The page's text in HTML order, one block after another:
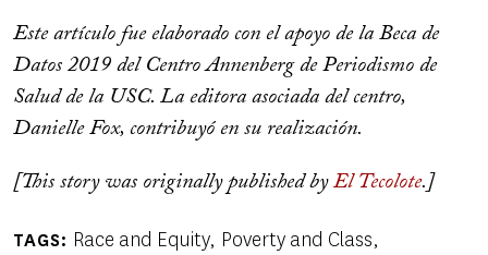
Este artículo fue elaborado con el apoyo de la Beca de
Datos 2019 del Centro Annenberg de Periodismo de
Salud de la USC. La editora asociada del centro,
Danielle Fox, contribuyó en su realización.
[This story was originally published by El Tecolote.]
TAGS Race and Equity Poverty and Class